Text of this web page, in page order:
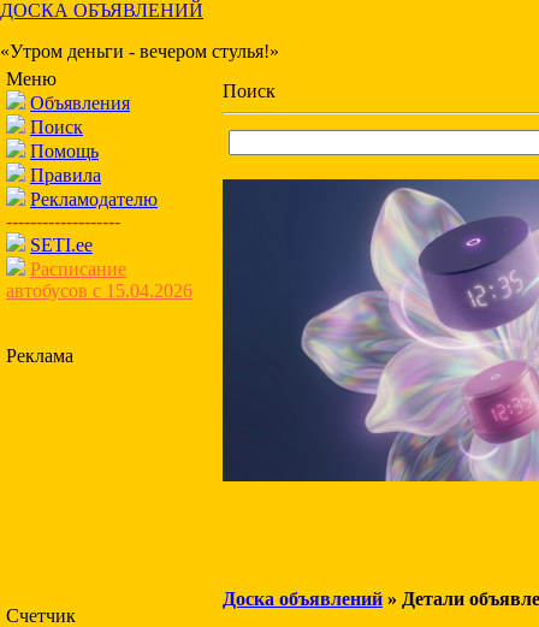
ДОСКА ОБЪЯВЛЕНИЙ
«Утром деньги - вечером стулья!»
Меню
Объявления
Поиск
Помощь
Правила
Рекламодателю
-------------------
SETI.ee
Расписание
автобусов с 15.04.2026
Реклама
Счетчик
Поиск
Доска объявлений » Детали